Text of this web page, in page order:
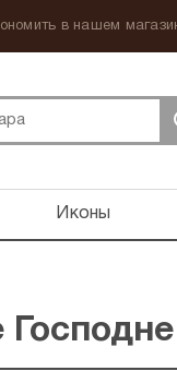
в нашем
Иконы
Господне